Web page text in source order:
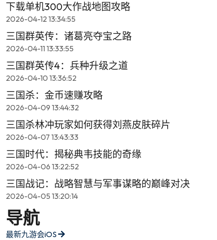
下载单机300大作战地图攻略
2026-04-12 13:34:55
三国群英传：诸葛亮夺宝之路
2026-04-11 13:33:55
三国群英传4：兵种升级之道
2026-04-10 13:36:52
三国杀：金币速赚攻略
2026-04-09 13:44:32
三国杀林冲玩家如何获得刘燕皮肤碎片
2026-04-07 13:43:33
三国时代：揭秘典韦技能的奇缘
2026-04-06 13:22:52
三国战记：战略智慧与军事谋略的巅峰对决
2026-04-05 13:20:14
导航
最新九游会iOS